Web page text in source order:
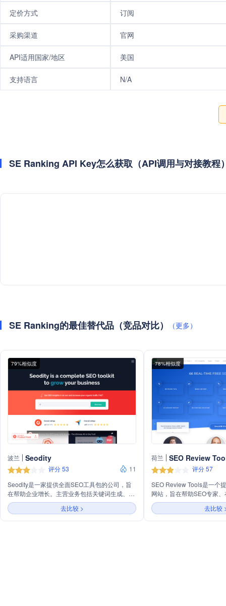
定价方式 订阅
采购渠道 官网
API适用国家/地区 美国
支持语言 N/A
SE Ranking API Key怎么获取（API调用与对接教程
SE Ranking的最佳替代品（竞品对比） （更多）
79%相似度
波兰 Seodity
评分 53
11
Seodity是一家提供全面SEO工具包的公司，旨
在帮助企业增长。主营业务包括关键词生成、内
容探索、SEO检查、排名跟踪、反向链接检查
等。公司利用AI技术帮助用户基于E-A-T指南创
建内容，优化搜索引擎排名，并监控网站性能。
去比较 >
78%相似度
荷兰 SEO Review
评分 57
SEO Review Tools是一个
网站，旨在帮助SEO专家
管理员、文案和博主优化
中的可见度。该平台提供
括关键词研究、排名检查
去比较